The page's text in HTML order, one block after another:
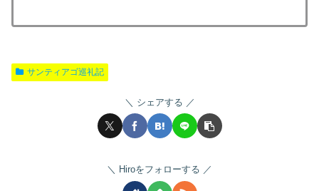
サンティアゴ巡礼記
シェアする
Hiroをフォローする